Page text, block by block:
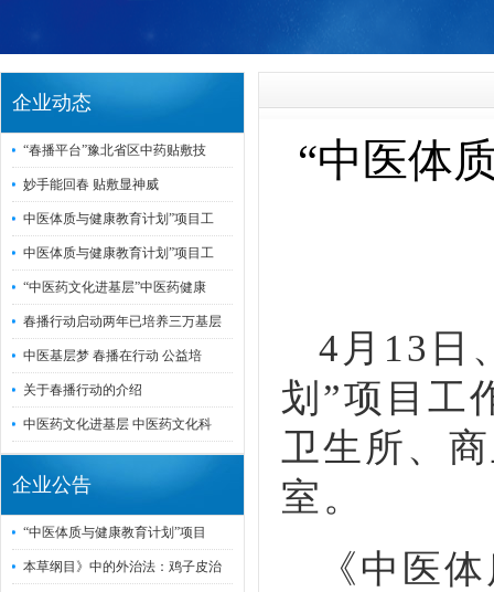
企业动态
“春播平台”豫北省区中药贴敷技
妙手能回春 贴敷显神威
中医体质与健康教育计划”项目工
中医体质与健康教育计划”项目工
“中医药文化进基层”中医药健康
春播行动启动两年已培养三万基层
中医基层梦 春播在行动 公益培
关于春播行动的介绍
中医药文化进基层 中医药文化科
企业公告
“中医体质与健康教育计划”项目
本草纲目》中的外治法：鸡子皮治
“中医体
4月13日
划”项目工
卫生所、
室。
《中医